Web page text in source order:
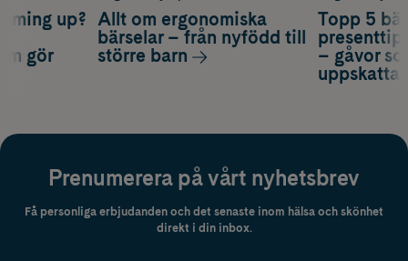
Topp 5
– gåvor
up?
gör
Allt om ergonomiska
bärselar – från nyfödd till
större barn
Prenumerera på vårt nyhetsbrev
Få personliga erbjudanden och det senaste inom hälsa och skönhet
direkt i din inbox.